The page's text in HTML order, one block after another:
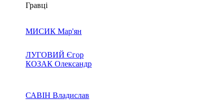
Гравці
МИСИК Мар'ян
ЛУГОВИЙ Єгор
КОЗАК Олександр
САВІН Владислав